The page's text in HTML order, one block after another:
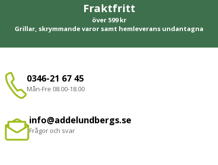
Fraktfritt
över 599 kr
Grillar, skrymmande varor samt hemleverans undantagna
0346-21 67 45
Mån-Fre 08.00-18.00
info@addelundbergs.se
Frågor och svar